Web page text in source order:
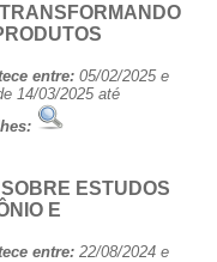
entre: 05/02/2025 e
14/03/2025 até
ESTUDOS
E
entre: 22/08/2024 e